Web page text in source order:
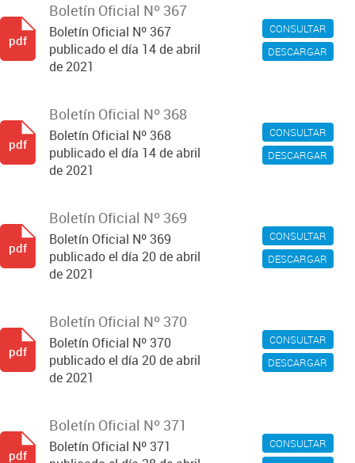
CONSULTAR
DESCARGAR
Boletín Oficial Nº 367
Boletín Oficial Nº 367
publicado el día 14 de abril
de 2021
pdf
CONSULTAR
DESCARGAR
Boletín Oficial Nº 368
Boletín Oficial Nº 368
publicado el día 14 de abril
de 2021
pdf
CONSULTAR
DESCARGAR
Boletín Oficial Nº 369
Boletín Oficial Nº 369
publicado el día 20 de abril
de 2021
pdf
CONSULTAR
DESCARGAR
Boletín Oficial Nº 370
Boletín Oficial Nº 370
publicado el día 20 de abril
de 2021
pdf
CONSULTAR
Boletín Oficial Nº 371
Boletín Oficial Nº 371
pdf